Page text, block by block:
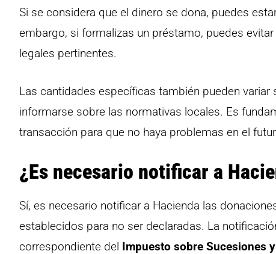
Si se considera que el dinero se dona, puedes
embargo, si formalizas un préstamo, puedes
legales pertinentes.
Las cantidades específicas también pueden
informarse sobre las normativas locales. Es
transacción para que no haya problemas en el
¿Es necesario notificar a
Sí, es necesario notificar a Hacienda las
establecidos para no ser declaradas. La
correspondiente del Impuesto sobre Sucesiones